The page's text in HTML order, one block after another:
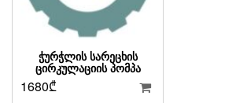
ᲭᲣᲠᲭᲚᲘᲡ ᲡᲐᲠᲔᲪᲮᲘᲡ
ᲪᲘᲠᲙᲣᲚᲐᲪᲘᲘᲡ ᲞᲝᲛᲞᲐ
1680₾